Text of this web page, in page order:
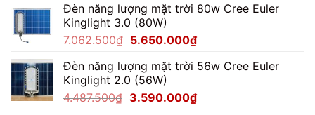
Đèn năng lượng mặt trời 80w Cree Euler
Kinglight 3.0 (80W)
7.062.500₫ Giá
là:
7.062.500₫.
5.650.000₫Giá
tại
5.650.000₫.
Đèn năng lượng mặt trời 56w Cree Euler
Kinglight 2.0 (56W)
4.487.500₫ Giá
3.590.000₫Giá